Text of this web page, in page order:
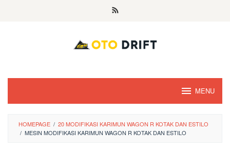
MENU
HOMEPAGE / 20 MODIFIKASI KARIMUN WAGON R KOTAK DAN ESTILO
/ MESIN MODIFIKASI KARIMUN WAGON R KOTAK DAN ESTILO